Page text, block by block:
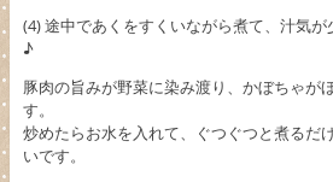
(4) 途中であくをすくいながら煮て、汁気
♪
豚肉の旨みが野菜に染み渡り、かぼちゃが
す。
炒めたらお水を入れて、ぐつぐつと煮るだ
いです。